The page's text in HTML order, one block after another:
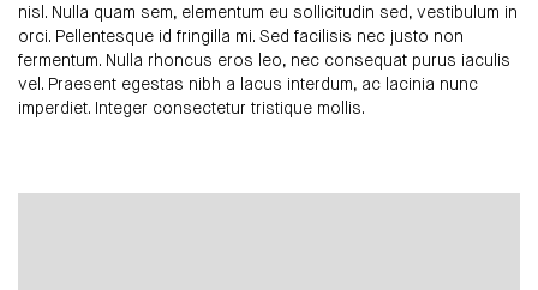
nisl. Nulla quam sem, elementum eu sollicitudin sed, vestibulum in
orci. Pellentesque id fringilla mi. Sed facilisis nec justo non
fermentum. Nulla rhoncus eros leo, nec consequat purus iaculis
vel. Praesent egestas nibh a lacus interdum, ac lacinia nunc
imperdiet. Integer consectetur tristique mollis.